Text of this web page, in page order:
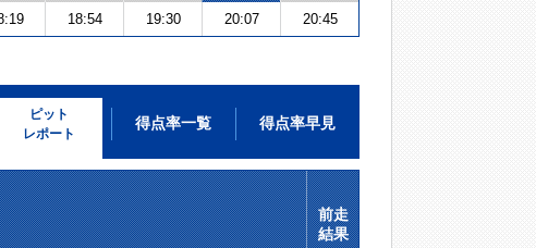
18:54 19:30 20:07 20:45
ピット
レポート
得点率一覧 得点率早見
前走
結果